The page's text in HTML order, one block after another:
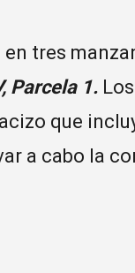
tres
Parcela 1.
que
a cabo la